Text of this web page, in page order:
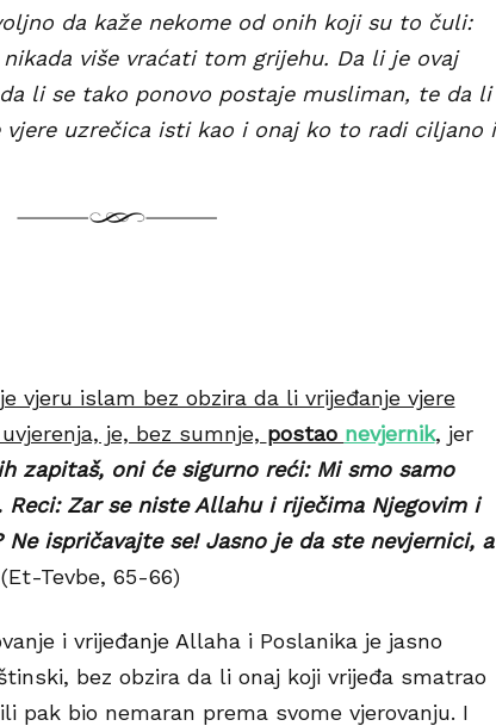
da kaže nekome od onih koji su to čuli:
više vraćati tom grijehu. Da li je ovaj
li se tako ponovo postaje musliman, te da li
vjere uzrečica isti kao i onaj ko to radi ciljano i
vjeru islam bez obzira da li vrijeđanje vjere
je, bez sumnje, postao nevjernik, jer
zapitaš, oni će sigurno reći: Mi smo samo
Reci: Zar se niste Allahu i riječima Njegovim i
Ne ispričavajte se! Jasno je da ste nevjernici, a
Tevbe, 65-66)
i vrijeđanje Allaha i Poslanika je jasno
bez obzira da li onaj koji vrijeđa smatrao
pak bio nemaran prema svome vjerovanju. I